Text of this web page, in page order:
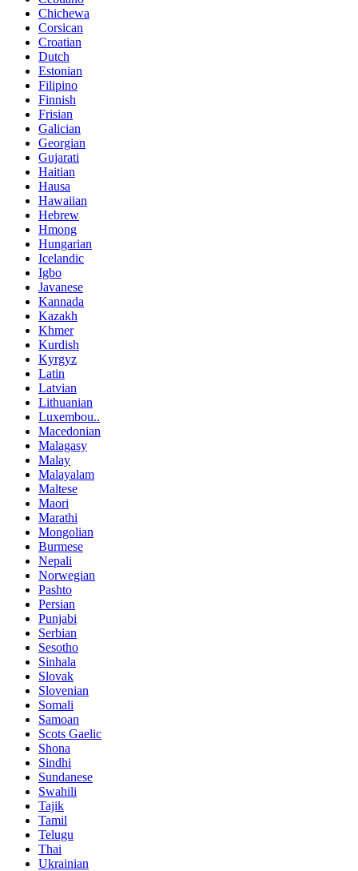
Chichewa
Corsican
Croatian
Dutch
Estonian
Filipino
Finnish
Frisian
Galician
Georgian
Gujarati
Haitian
Hausa
Hawaiian
Hebrew
Hmong
Hungarian
Icelandic
Igbo
Javanese
Kannada
Kazakh
Khmer
Kurdish
Kyrgyz
Latin
Latvian
Lithuanian
Luxembou..
Macedonian
Malagasy
Malay
Malayalam
Maltese
Maori
Marathi
Mongolian
Burmese
Nepali
Norwegian
Pashto
Persian
Punjabi
Serbian
Sesotho
Sinhala
Slovak
Slovenian
Somali
Samoan
Scots Gaelic
Shona
Sindhi
Sundanese
Swahili
Tajik
Tamil
Telugu
Thai
Ukrainian